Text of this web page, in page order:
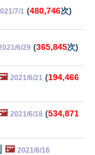
7/1 (480,746次)
6/29 (365,845次)
2021/6/21 (194,466
2021/6/18 (534,871
🖼️ 2021/6/16